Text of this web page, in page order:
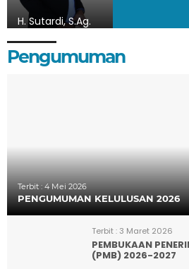
H. Sutardi, S.Ag.
Pengumuman
Terbit : 4 Mei 2026
PENGUMUMAN KELULUSAN 2026
Terbit : 3 Maret 2026
PEMBUKAAN
(PMB) 2026-2027